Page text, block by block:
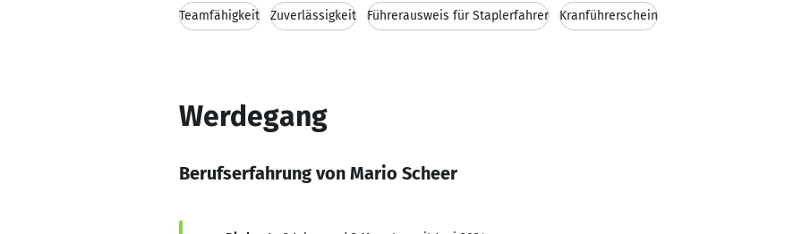
Teamfähigkeit Zuverlässigkeit Führerausweis für Staplerfahrer Kranführerschein
Werdegang
Berufserfahrung von Mario Scheer